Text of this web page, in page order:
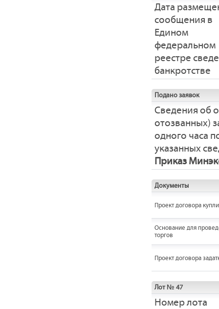
Дата
сообщения в
Едином
федеральном
реестре
банкротстве
Подано заявок
Сведения об
отозванных)
одного часа
указанных
Приказ
Документы
Проект договора
Основание для
торгов
Проект договора
Лот № 47
Номер лота